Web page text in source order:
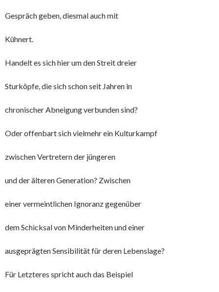
Gespräch geben, diesmal auch mit
Kühnert.
Handelt es sich hier um den Streit dreier
Sturköpfe, die sich schon seit Jahren in
chronischer Abneigung verbunden sind?
Oder offenbart sich vielmehr ein Kulturkampf
zwischen Vertretern der jüngeren
und der älteren Generation? Zwischen
einer vermeintlichen Ignoranz gegenüber
dem Schicksal von Minderheiten und einer
ausgeprägten Sensibilität für deren Lebenslage?
Für Letzteres spricht auch das Beispiel